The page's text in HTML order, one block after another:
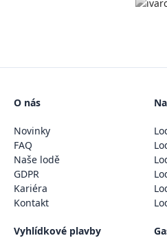
O nás
Novinky
FAQ
Naše lodě
GDPR
Kariéra
Kontakt
Vyhlídkové plavby